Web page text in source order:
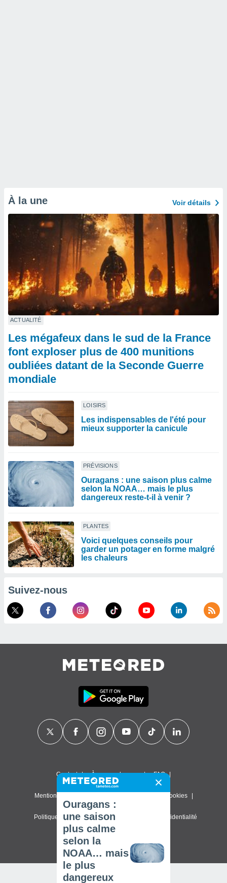
À la une Voir détails
ACTUALITÉ
Les mégafeux dans le sud de la France
font exploser plus de 400 munitions
oubliées datant de la Seconde Guerre
mondiale
LOISIRS
Les indispensables de l'été pour
mieux supporter la canicule
PRÉVISIONS
Ouragans : une saison plus calme
selon la NOAA… mais le plus
dangereux reste-t-il à venir ?
PLANTES
Voici quelques conseils pour
garder un potager en forme malgré
les chaleurs
Suivez-nous
Contact À propos de nous FAQ
Mentions légales & Conditions d'utilisation Cookies
Politique de confidentialité Paramètres de confidentialité
© 2026 Meteored. Tous droits réservés
Ouragans :
une saison
plus calme
selon la
NOAA… mais
le plus
dangereux